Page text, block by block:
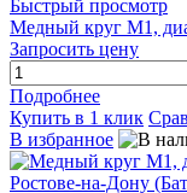
Быстрый просмотр
Медный круг М1,
Запросить цену
Подробнее
Купить в 1 клик
В избранное